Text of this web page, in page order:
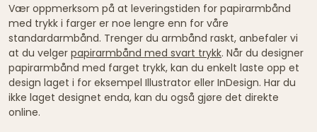
Vær oppmerksom på at leveringstiden for papirarmbånd
med trykk i farger er noe lengre enn for våre
standardarmbånd. Trenger du armbånd raskt, anbefaler vi
at du velger papirarmbånd med svart trykk. Når du designer
papirarmbånd med farget trykk, kan du enkelt laste opp et
design laget i for eksempel Illustrator eller InDesign. Har du
ikke laget designet enda, kan du også gjøre det direkte
online.